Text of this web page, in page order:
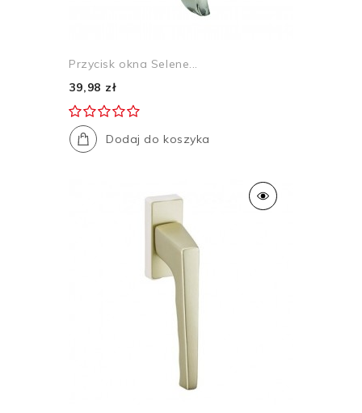
Przycisk okna Selene...
39,98 zł
Dodaj do koszyka